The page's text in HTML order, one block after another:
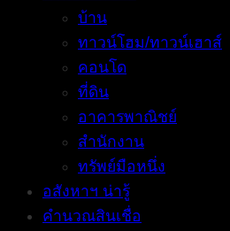
บ้าน
ทาวน์โฮม/ทาวน์เฮาส์
คอนโด
ที่ดิน
อาคารพาณิชย์
สำนักงาน
ทรัพย์มือหนึ่ง
อสังหาฯ น่ารู้
คำนวณสินเชื่อ